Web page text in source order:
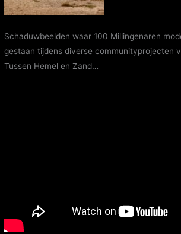
Schaduwbeelden waar 100 Millingenaren
gestaan tijdens diverse communityprojecten
Tussen Hemel en Zand…